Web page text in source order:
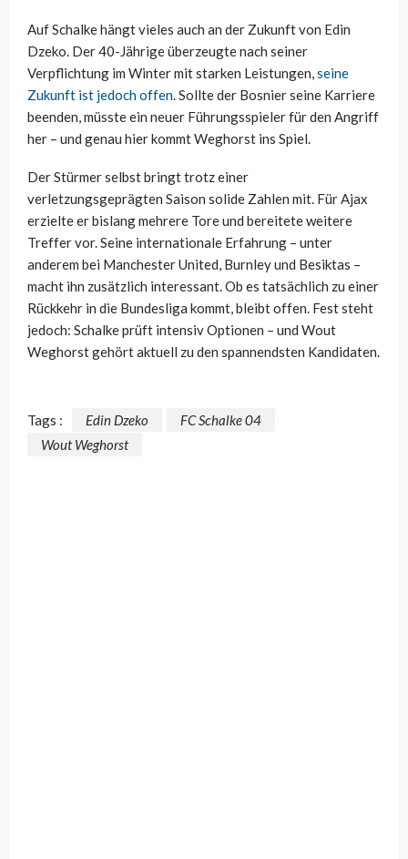
Auf Schalke hängt vieles auch an der Zukunft von Edin
Dzeko. Der 40-Jährige überzeugte nach seiner
Verpflichtung im Winter mit starken Leistungen,seine
Zukunft ist jedoch offen. Sollte der Bosnier seine Karriere
beenden, müsste ein neuer Führungsspieler für den Angriff
her – und genau hier kommt Weghorst ins Spiel.
Der Stürmer selbst bringt trotz einer
verletzungsgeprägten Saison solide Zahlen mit. Für Ajax
erzielte er bislang mehrere Tore und bereitete weitere
Treffer vor. Seine internationale Erfahrung – unter
anderem bei Manchester United, Burnley und Besiktas –
macht ihn zusätzlich interessant. Ob es tatsächlich zu einer
Rückkehr in die Bundesliga kommt, bleibt offen. Fest steht
jedoch: Schalke prüft intensiv Optionen – und Wout
Weghorst gehört aktuell zu den spannendsten Kandidaten.
Tags : Edin Dzeko
FC Schalke 04
Wout Weghorst